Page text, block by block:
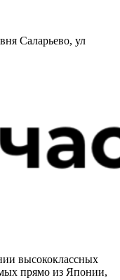
Саларьево, ул
высококлассных
прямо из Японии,